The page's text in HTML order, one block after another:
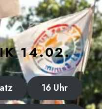
14.02.
16 Uhr